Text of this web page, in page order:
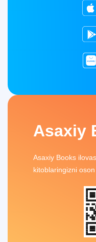
Asaxiy
Asaxiy Books
kitoblaringizni